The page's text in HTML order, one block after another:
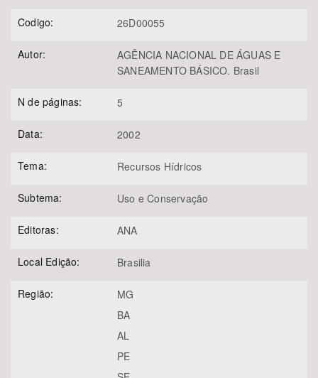
Codigo: 26D00055
Autor:
AGÊNCIA NACIONAL DE ÁGUAS E
SANEAMENTO BÁSICO. Brasil
N de páginas: 5
Data: 2002
Tema: Recursos Hídricos
Subtema: Uso e Conservação
Editoras: ANA
Local Edição: Brasilia
Região:
MG
BA
AL
PE